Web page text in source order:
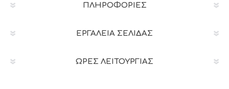
ΠΛΗΡΟΦΟΡΊΕΣ
ΕΡΓΑΛΕΊΑ ΣΕΛΊΔΑΣ
ΩΡΕΣ ΛΕΙΤΟΥΡΓΙΑΣ